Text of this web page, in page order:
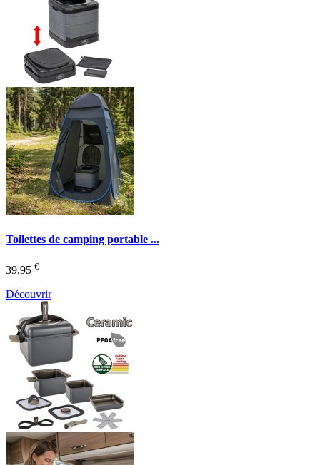
Toilettes de camping portable ...
39,95 €
Découvrir